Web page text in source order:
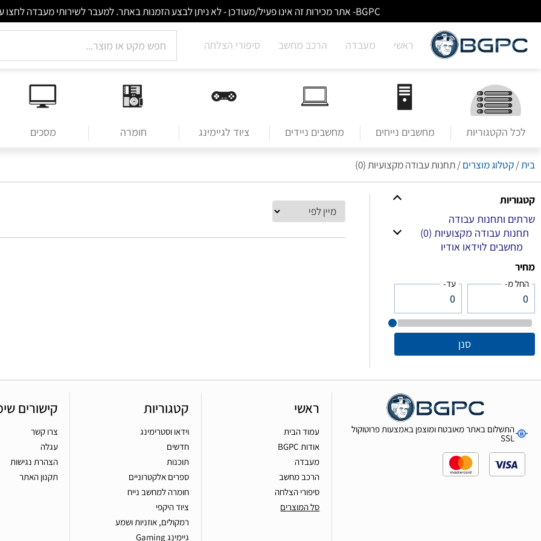
BGPC- אתר מכירות זה אינו פעיל/מעודכן - לא ניתן לבצע הזמנות באתר. למעבר לשירותי מעבדה לחצו על הבאנר הראשי בעמוד הבית.
ראשי מעבדה הרכב מחשב סיפורי הצלחה
לכל הקטגוריות מחשבים נייחים מחשבים ניידים ציוד לגיימינג חומרה מסכים
בית/קטלוג מוצרים/תחנות עבודה מקצועיות (0)
קטגוריות
שרתים ותחנות עבודה
תחנות עבודה מקצועיות (0)
מחשבים לוידאו אודיו
מחיר
החל מ- עד-
סנן
התשלום באתר מאובטח ומוצפן באמצעות פרוטוקול
SSL
ראשי
עמוד הבית
אודות BGPC
מעבדה
הרכב מחשב
סיפורי הצלחה
סל המוצרים
קטגוריות
וידאו וסטרימינג
חדשים
תוכנות
ספרים אלקטרוניים
חומרה למחשב נייח
ציוד היקפי
רמקולים, אוזניות ושמע
גיימינג Gaming
קישורים
צרו קשר
עגלה
הצהרת נגישות
תקנון האתר